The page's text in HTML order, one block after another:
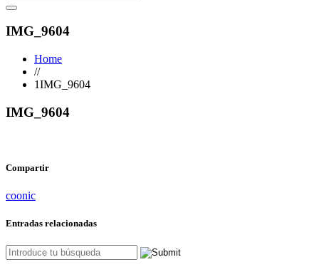
IMG_9604
Home
//
1IMG_9604
IMG_9604
Compartir
coonic
Entradas relacionadas